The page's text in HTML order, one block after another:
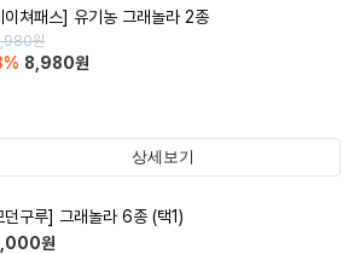
이쳐패스] 유기농 그래놀라 2종
원
% 8,980원
상세보기
던구루] 그래놀라 6종 (택1)
원